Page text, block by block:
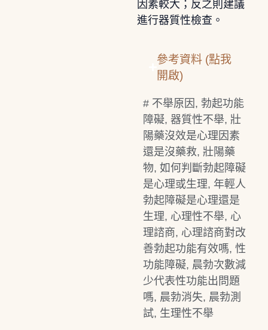
因素較大；反之則建議
進行器質性檢查。
參考資料 (點我
開啟)
# 不舉原因 , 勃起功能
障礙, 器質性不舉, 壯
陽藥沒效是心理因素
還是沒藥救, 壯陽藥
物, 如何判斷勃起障礙
是心理或生理, 年輕人
勃起障礙是心理還是
生理, 心理性不舉, 心
理諮商, 心理諮商對改
善勃起功能有效嗎, 性
功能障礙, 晨勃次數減
少代表性功能出問題
嗎, 晨勃消失, 晨勃測
試, 生理性不舉